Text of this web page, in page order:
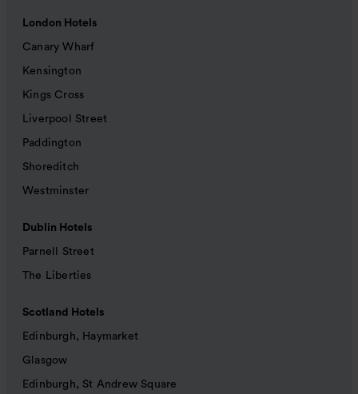
London Hotels
Canary Wharf
Kensington
Kings Cross
Liverpool Street
Paddington
Shoreditch
Westminster
Dublin Hotels
Parnell Street
The Liberties
Scotland Hotels
Edinburgh, Haymarket
Glasgow
Edinburgh, St Andrew Square